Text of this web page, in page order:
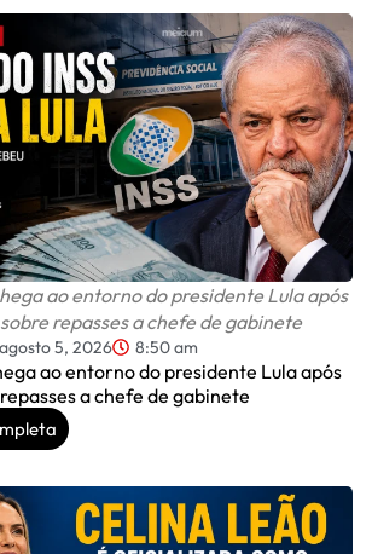
ao entorno do presidente Lula após
repasses a chefe de gabinete
agosto 5, 2026 8:50 am
ao entorno do presidente Lula após
a chefe de gabinete